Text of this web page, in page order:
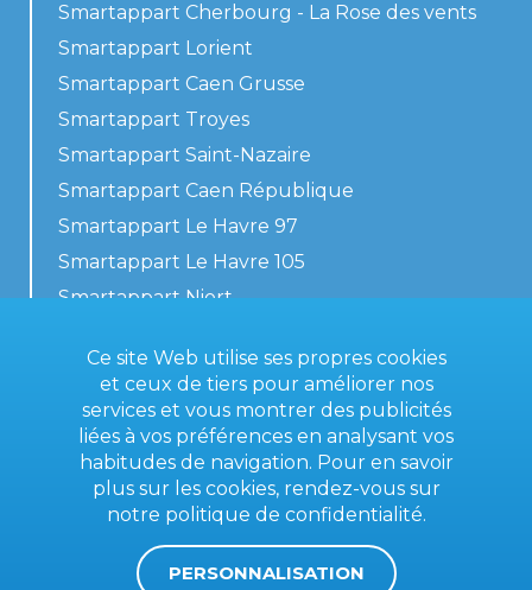
Smartappart Cherbourg - La Rose des vents
Smartappart Lorient
Smartappart Caen Grusse
Smartappart Troyes
Smartappart Saint-Nazaire
Smartappart Caen République
Smartappart Le Havre 97
Smartappart Le Havre 105
Smartappart Niort
Contactez-nous
Conditions générales
Mentions légales
Ce site Web utilise ses propres cookies
et ceux de tiers pour améliorer nos
services et vous montrer des publicités
liées à vos préférences en analysant vos
habitudes de navigation. Pour en savoir
plus sur les cookies, rendez-vous sur
notre politique de confidentialité.
PERSONNALISATION